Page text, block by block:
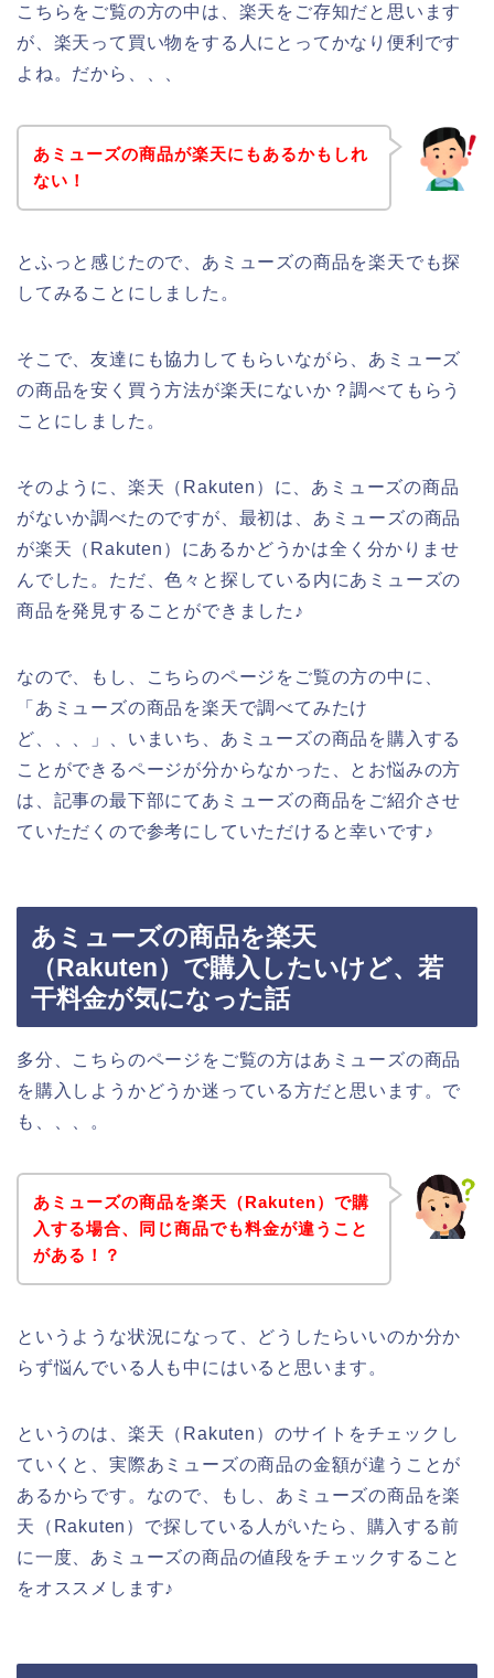
こちらをご覧の方の中は、楽天をご存知だと思います
が、楽天って買い物をする人にとってかなり便利です
よね。だから、、、
あミューズの商品が楽天にもあるかもしれ
ない！
とふっと感じたので、あミューズの商品を楽天でも探
してみることにしました。
そこで、友達にも協力してもらいながら、あミューズ
の商品を安く買う方法が楽天にないか？調べてもらう
ことにしました。
そのように、楽天（Rakuten）に、あミューズの商品
がないか調べたのですが、最初は、あミューズの商品
が楽天（Rakuten）にあるかどうかは全く分かりませ
んでした。ただ、色々と探している内にあミューズの
商品を発見することができました♪
なので、もし、こちらのページをご覧の方の中に、
「あミューズの商品を楽天で調べてみたけ
ど、、、」、いまいち、あミューズの商品を購入する
ことができるページが分からなかった、とお悩みの方
は、記事の最下部にてあミューズの商品をご紹介させ
ていただくので参考にしていただけると幸いです♪
あミューズの商品を楽天
（Rakuten）で購入したいけど、若
干料金が気になった話
多分、こちらのページをご覧の方はあミューズの商品
を購入しようかどうか迷っている方だと思います。で
も、、、。
あミューズの商品を楽天（Rakuten）で購
入する場合、同じ商品でも料金が違うこと
がある！？
というような状況になって、どうしたらいいのか分か
らず悩んでいる人も中にはいると思います。
というのは、楽天（Rakuten）のサイトをチェックし
ていくと、実際あミューズの商品の金額が違うことが
あるからです。なので、もし、あミューズの商品を楽
天（Rakuten）で探している人がいたら、購入する前
に一度、あミューズの商品の値段をチェックすること
をオススメします♪